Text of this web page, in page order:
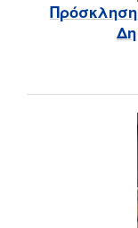
Πρόσκληση